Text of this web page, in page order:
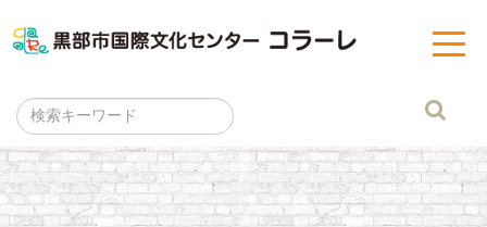
黒部
t
o
v
i
g
a
t